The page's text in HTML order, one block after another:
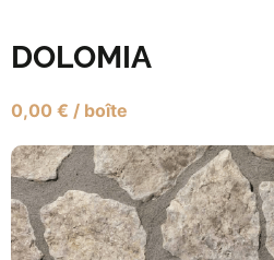
DOLOMIA
0,00 € / boîte